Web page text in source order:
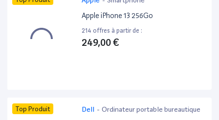
Apple iPhone 13 256Go
214 offres à partir de :
249,00 €
Top Produit Dell - Ordinateur portable bureautique